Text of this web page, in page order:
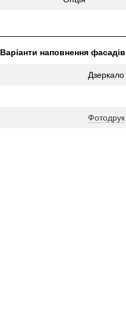
Варіанти наповнення
Дзеркало
Фотодрук